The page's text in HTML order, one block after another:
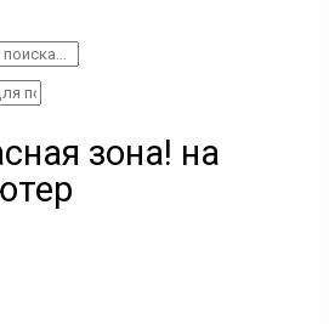
зона! на